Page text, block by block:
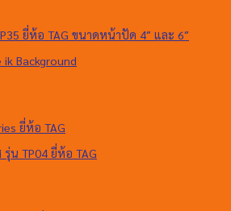
ยี่ห้อ TAG ขนาดหน้าปัด 4″ และ 6″
ยี่ห้อ TAG